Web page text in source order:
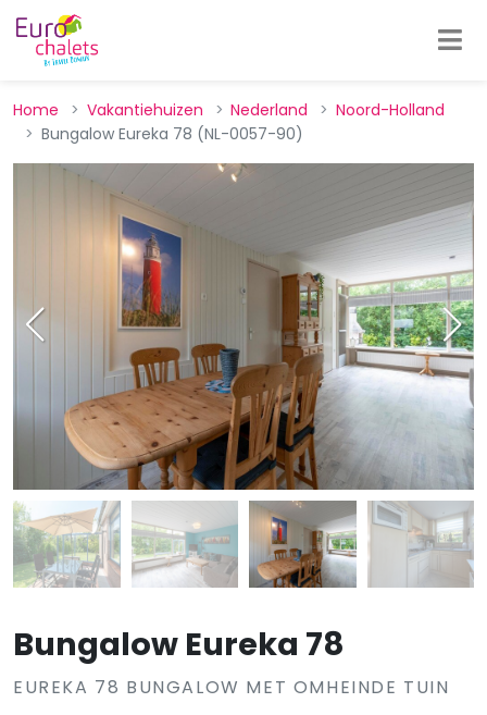
Home Vakantiehuizen Nederland
Noord-Holland
Bungalow Eureka 78 (NL-0057-90)
Bungalow Eureka 78
EUREKA 78 BUNGALOW MET OMHEINDE TUIN